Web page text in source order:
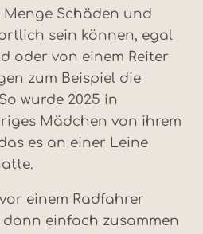
Menge Schäden und
sein können, egal
oder von einem Reiter
zum Beispiel die
wurde 2025 in
Mädchen von ihrem
es an einer Leine
einem Radfahrer
einfach zusammen